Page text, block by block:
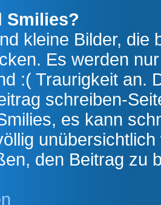
Smilies?
kleine Bilder, die
Es werden
:( Traurigkeit an.
schreiben-
es kann
den Beitrag zu